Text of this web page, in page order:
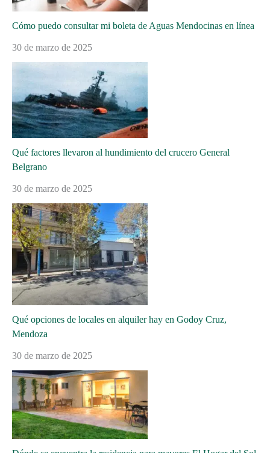
Cómo puedo consultar mi boleta de Aguas Mendocinas en línea
30 de marzo de 2025
Qué factores llevaron al hundimiento del crucero General
Belgrano
30 de marzo de 2025
Qué opciones de locales en alquiler hay en Godoy Cruz,
Mendoza
30 de marzo de 2025